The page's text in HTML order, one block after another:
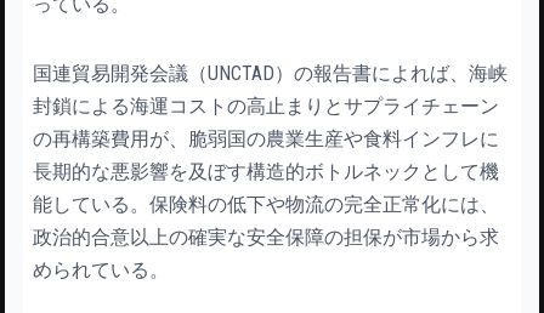
っている。
国連貿易開発会議（UNCTAD）の報告書によれば、海峡
封鎖による海運コストの高止まりとサプライチェーン
の再構築費用が、脆弱国の農業生産や食料インフレに
長期的な悪影響を及ぼす構造的ボトルネックとして機
能している。保険料の低下や物流の完全正常化には、
政治的合意以上の確実な安全保障の担保が市場から求
められている。